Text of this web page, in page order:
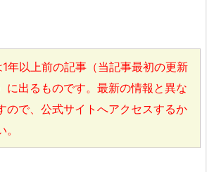
年以上前の記事（当記事最初の更新
に出るものです。最新の情報と異な
ので、公式サイトへアクセスするか